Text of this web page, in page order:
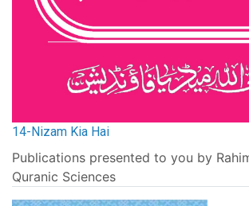
14-Nizam Kia Hai
Publications presented to you by
Quranic Sciences